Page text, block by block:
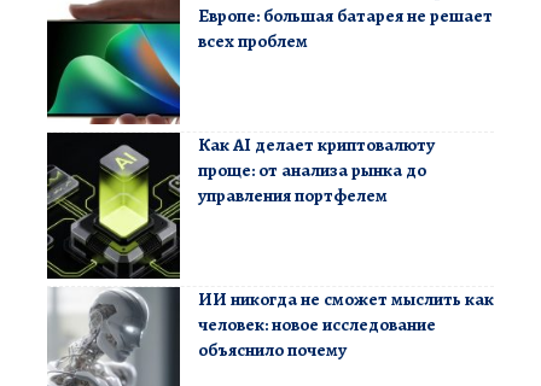
Европе: большая батарея не решает
всех проблем
Как AI делает криптовалюту
проще: от анализа рынка до
управления портфелем
ИИ никогда не сможет мыслить как
человек: новое исследование
объяснило почему